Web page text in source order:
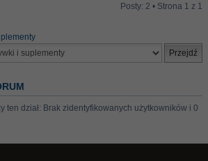
Posty: 2 • Strona 1 z 1
ten dział: Brak zidentyfikowanych użytkowników i 0